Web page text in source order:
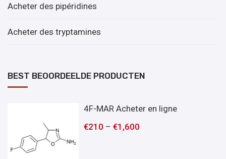
Acheter des pipéridines
Acheter des tryptamines
BEST BEOORDEELDE PRODUCTEN
4F-MAR Acheter en ligne
€210 –€1,600